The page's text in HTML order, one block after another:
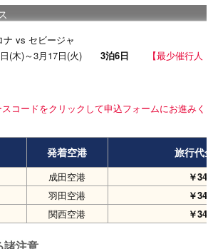
vs セビージャ
日(木)～3月17日(火) 3泊6日
【最少催行人
コードをクリックして申込フォームにお進みく
発着空港 旅行代
成田空港
￥
羽田空港
￥
関西空港 ￥
諸注意